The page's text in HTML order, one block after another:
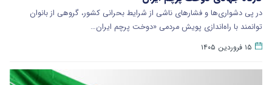
در پی دشواری‌ها و فشارهای ناشی از شرایط بحرانی کشور، گروهی از بانوان
توانمند با راه‌اندازی پویش مردمی «دوخت پرچم ایران…
۱۵ فروردین ۱۴۰۵